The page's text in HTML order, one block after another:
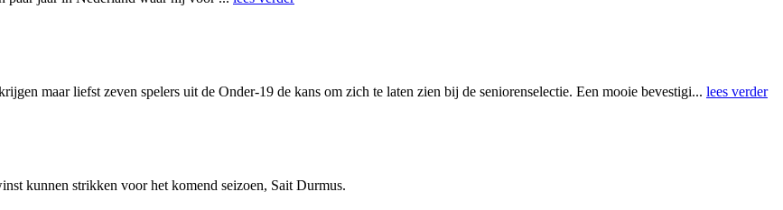
maar liefst zeven spelers uit de Onder-19 de kans om zich te laten zien bij de seniorenselectie. Een mooie bevestigi... lees verder
kunnen strikken voor het komend seizoen, Sait Durmus.